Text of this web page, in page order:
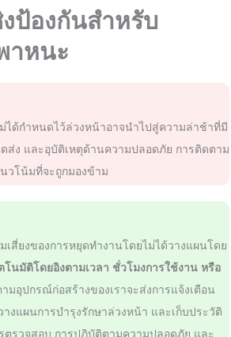
ป้องกันสำหรับ
าหนะ
ได้กำหนดไว้ล่วงหน้าอาจนำไปสู่ความล่าช้าที่มี
ส่ง และอุบัติเหตุด้านความปลอดภัย การติดตาม
วโน้มที่จะถูกมองข้าม
สี่ยงของการหยุดทำงานโดยไม่ได้วางแผนโดย
นมัติโดยอิงตามเวลา ชั่วโมงการใช้งาน หรือ
มอุปกรณ์ก่อสร้างของเราจะส่งการแจ้งเตือน
งแผนการบำรุงรักษาล่วงหน้า และเก็บประวัติ
รวจสอบ การปฏิบัติตามความปลอดภัย และ